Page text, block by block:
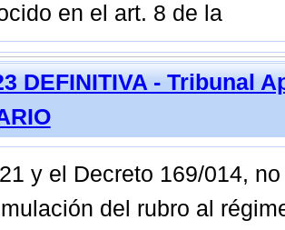
en el art. 8 de la
DEFINITIVA - Tribunal
y el Decreto 169/014,
del rubro al